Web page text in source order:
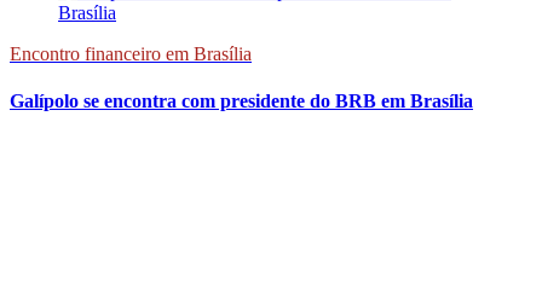
Encontro financeiro em Brasília
Galípolo se encontra com presidente do BRB em Brasília